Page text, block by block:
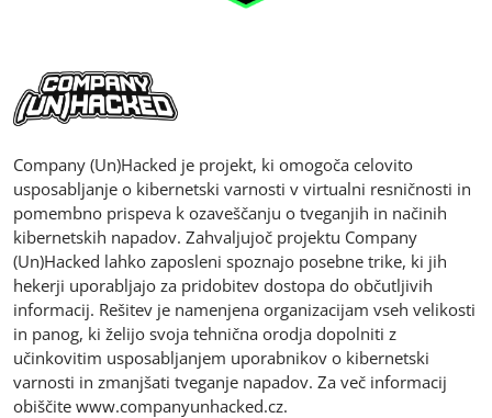
Company (Un)Hacked je projekt, ki omogoča celovito
usposabljanje o kibernetski varnosti v virtualni resničnosti in
pomembno prispeva k ozaveščanju o tveganjih in načinih
kibernetskih napadov. Zahvaljujoč projektu Company
(Un)Hacked lahko zaposleni spoznajo posebne trike, ki jih
hekerji uporabljajo za pridobitev dostopa do občutljivih
informacij. Rešitev je namenjena organizacijam vseh velikosti
in panog, ki želijo svoja tehnična orodja dopolniti z
učinkovitim usposabljanjem uporabnikov o kibernetski
varnosti in zmanjšati tveganje napadov. Za več informacij
obiščite www.companyunhacked.cz.